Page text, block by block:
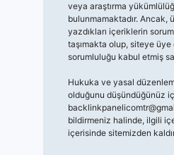
veya araştırma
bulunmamaktadır. Ancak,
yazdıkları içeriklerin
taşımakta olup, siteye üye
sorumluluğu kabul etmiş
Hukuka ve yasal
olduğunu düşündüğünüz
bildirmeniz halinde, ilgili
içerisinde sitemizden